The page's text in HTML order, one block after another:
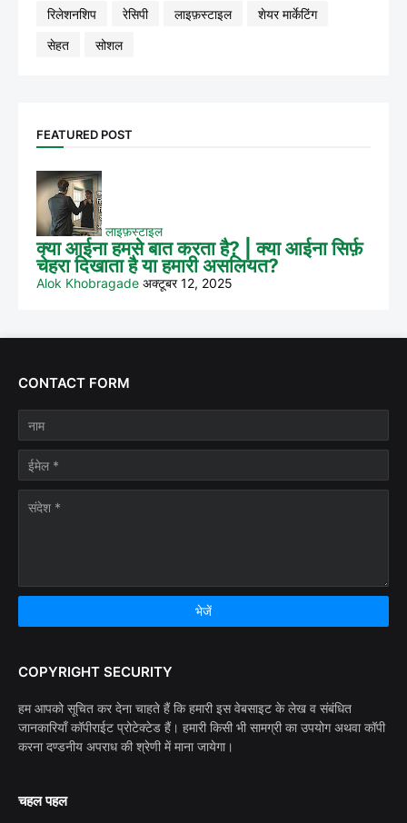
रिलेशनशिप
रेसिपी लाइफ़स्टाइल
शेयर मार्केटिंग
सेहत
सोशल
FEATURED POST
लाइफ़स्टाइल
क्या आईना हमसे बात करता है? | क्या आईना सिर्फ़
चेहरा दिखाता है या हमारी असलियत?
Alok Khobragade अक्टूबर 12, 2025
CONTACT FORM
COPYRIGHT SECURITY
हम आपको सूचित कर देना चाहते हैं कि हमारी इस वेबसाइट के लेख व संबंधित
जानकारियाँ कॉपीराईट प्रोटेक्टेड हैं। हमारी किसी भी सामग्री का उपयोग अथवा कॉपी
करना दण्डनीय अपराध की श्रेणी में माना जायेगा।
चहल पहल